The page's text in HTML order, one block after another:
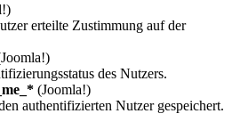
erteilte Zustimmung auf der
des Nutzers.
(Joomla!)
authentifizierten Nutzer gespeichert.